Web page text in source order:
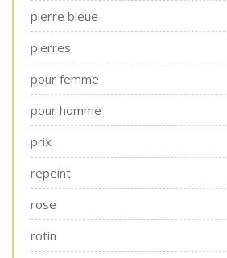
pierre bleue
pierres
pour femme
pour homme
prix
repeint
rose
rotin